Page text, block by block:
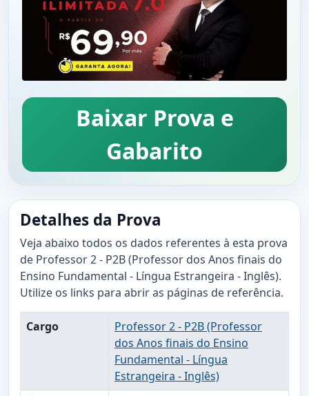
Baixar Prova e
Gabarito
Detalhes da Prova
Veja abaixo todos os dados referentes à esta prova
de Professor 2 - P2B (Professor dos Anos finais do
Ensino Fundamental - Língua Estrangeira - Inglês).
Utilize os links para abrir as páginas de referência.
Cargo
Professor 2 - P2B (Professor
dos Anos finais do Ensino
Fundamental - Língua
Estrangeira - Inglês)